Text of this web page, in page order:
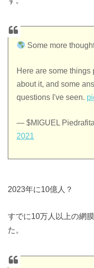
Some more
Here are some things
about it, and some
questions I've seen.
— $MIGUEL
2021
2023年に10億人？
すでに10万人以上の網
た。